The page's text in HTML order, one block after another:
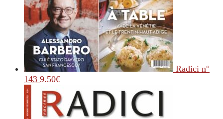
Radici n°
143 9.50€